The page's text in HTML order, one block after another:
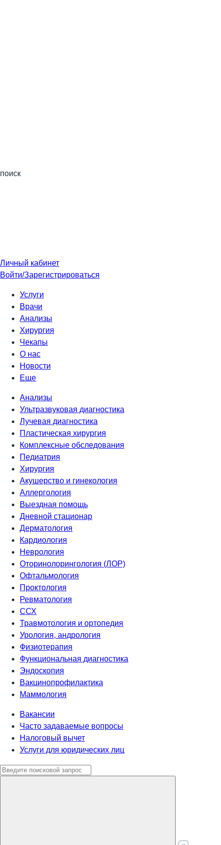
поиск
Личный кабинет
Войти/Зарегистрироваться
Услуги
Врачи
Анализы
Хирургия
Чекапы
О нас
Новости
Еще
Анализы
Ультразвуковая диагностика
Лучевая диагностика
Пластическая хирургия
Комплексные обследования
Педиатрия
Хирургия
Акушерство и гинекология
Аллергология
Выездная помощь
Дневной стационар
Дерматология
Кардиология
Неврология
Оторинолорингология (ЛОР)
Офтальмология
Проктология
Ревматология
ССХ
Травмотология и ортопедия
Урология, андрология
Физиотерапия
Функциональная диагностика
Эндоскопия
Вакцинопрофилактика
Маммология
Вакансии
Часто задаваемые вопросы
Налоговый вычет
Услуги для юридических лиц